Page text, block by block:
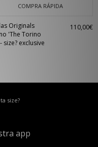
COMPRA RÁPIDA
Originals
'The Torino
size? exclusive
110,00€
size?
app